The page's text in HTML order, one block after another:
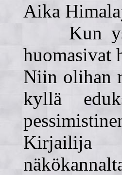
Aika
Kun
huomasivat
Niin olihan
kyllä
Kirjailija